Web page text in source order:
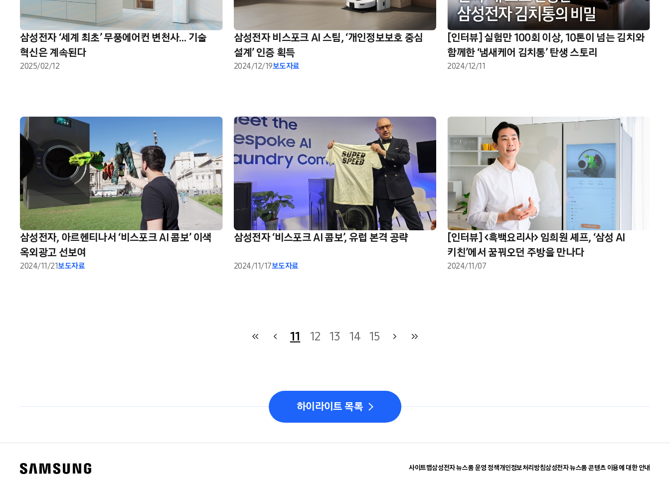
삼성전자 ‘세계 최초’ 무풍에어컨 변천사… 기술
혁신은 계속된다
2025/02/12
삼성전자 비스포크 AI 스팀, ‘개인정보보호 중심
설계’ 인증 획득
2024/12/19보도자료
[인터뷰] 실험만 100회 이상, 10톤이 넘는 김치와
함께한 ‘냄새케어 김치통’ 탄생 스토리
2024/12/11
삼성전자, 아르헨티나서 ‘비스포크 AI 콤보’ 이색
옥외광고 선보여
2024/11/21보도자료
삼성전자 ‘비스포크 AI 콤보’, 유럽 본격 공략
2024/11/17보도자료
[인터뷰] <흑백요리사> 임희원 셰프, ‘삼성 AI
키친’에서 꿈꿔오던 주방을 만나다
2024/11/07
11 12 13 14 15
하이라이트 목록
사이트맵삼성전자 뉴스룸 운영 정책개인정보처리방침삼성전자 뉴스룸 콘텐츠 이용에 대한 안내